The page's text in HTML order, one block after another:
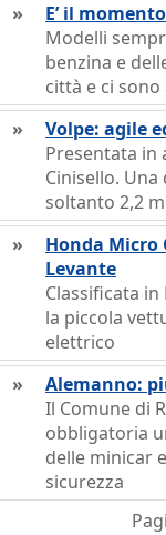
»
E’ il
Modelli
benzina e
città e ci
»
Volpe: agile
Presentata in
Cinisello.
soltanto 2,2
»
Honda Micro
Levante
Classificata
la piccola
elettrico
»
Alemanno:
Il Comune di
obbligatoria
delle minicar
sicurezza